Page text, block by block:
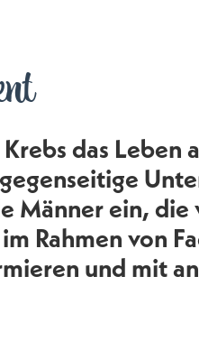
das
Männer ein, die
Rahmen von
und mit